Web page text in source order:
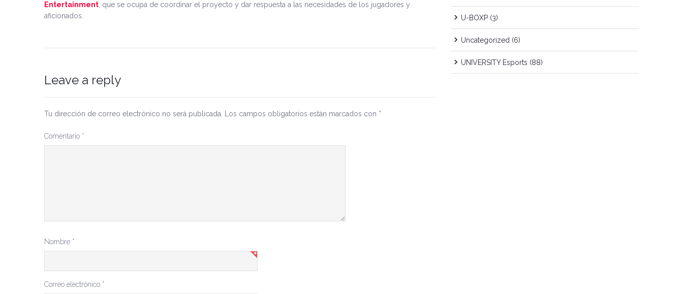
Entertainment , que se ocupa de coordinar el proyecto y dar respuesta a las necesidades de los jugadores y
aficionados.
Leave a reply
Tu dirección de correo electrónico no será publicada. Los campos obligatorios están marcados con *
Comentario *
Nombre *
Correo electrónico *
U-BOXP (3)
Uncategorized (6)
UNIVERSITY Esports (88)